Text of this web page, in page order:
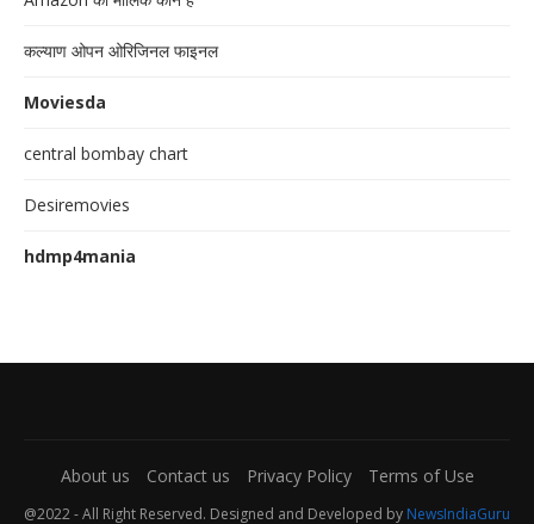
कल्याण ओपन ओरिजिनल फाइनल
Moviesda
central bombay chart
Desiremovies
hdmp4mania
About us Contact us Privacy Policy Terms of Use
@2022 - All Right Reserved. Designed and Developed by NewsIndiaGuru